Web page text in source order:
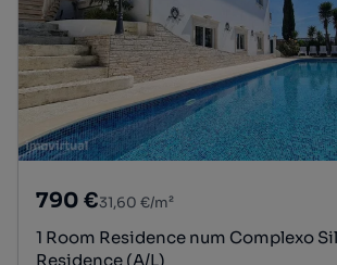
790 €31,60 €/m²
1 Room Residence num Complexo
Residence (A/L)